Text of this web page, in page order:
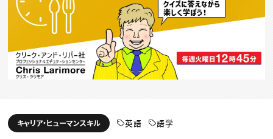
CREATIVE JOB求人検索
特集求人
採用説明会
転職支援サービス
スキルアップしたい！
動画配信・映像制作
編集・ライティング
TOP Creator’s コラム トップ
Webクリエイター
セミナー
キャリア・ヒューマンスキル 英語 語学